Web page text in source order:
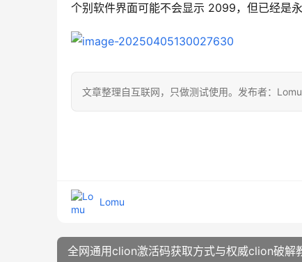
个别软件界面可能不会显示 2099，但已经是永
文章整理自互联网，只做测试使用。发布者：Lomu
Lomu
全网通用clion激活码获取方式与权威clion破解